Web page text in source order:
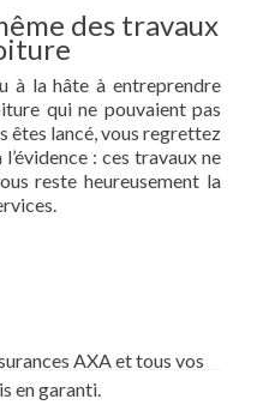
des travaux
à la hâte à entreprendre
qui ne pouvaient pas
êtes lancé, vous regrettez
: ces travaux ne
reste heureusement la
AXA et tous vos
en garanti.